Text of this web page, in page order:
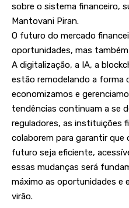
sobre o sistema financeiro,
Mantovani Piran.
O futuro do mercado
oportunidades, mas
A digitalização, a IA, a
estão remodelando a forma
economizamos e
tendências continuam a se
reguladores, as instituições
colaborem para garantir que
futuro seja eficiente,
essas mudanças será
máximo as oportunidades e
virão.